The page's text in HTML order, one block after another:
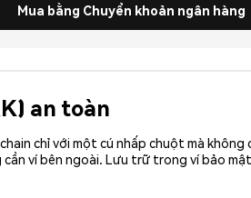
Mua bằng Chuyển khoản ngân hàng
an toàn
chỉ với một cú nhấp chuột mà không
ví bên ngoài. Lưu trữ trong ví bảo